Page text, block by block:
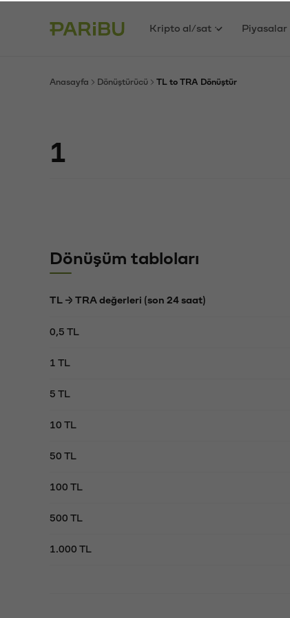
Kripto al/sat Piyasalar
Anasayfa Dönüştürücü TL to TRA Dönüştür
Dönüşüm tabloları
TL → TRA değerleri (son 24 saat)
0,5 TL
1 TL
5 TL
10 TL
50 TL
100 TL
500 TL
1.000 TL